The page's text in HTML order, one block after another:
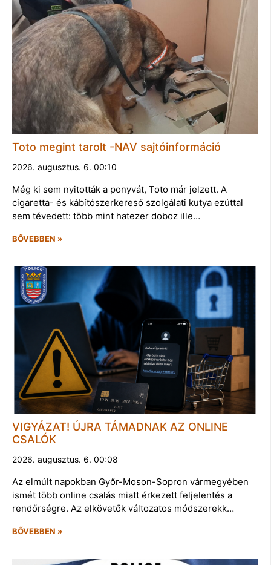
Toto megint tarolt -NAV sajtóinformáció
2026. augusztus. 6. 00:10
Még ki sem nyitották a ponyvát, Toto már jelzett. A
cigaretta- és kábítószerkereső szolgálati kutya ezúttal
sem tévedett: több mint hatezer doboz ille…
BŐVEBBEN »
VIGYÁZAT! ÚJRA TÁMADNAK AZ ONLINE
CSALÓK
2026. augusztus. 6. 00:08
Az elmúlt napokban Győr-Moson-Sopron vármegyében
ismét több online csalás miatt érkezett feljelentés a
rendőrségre. Az elkövetők változatos módszerekk…
BŐVEBBEN »